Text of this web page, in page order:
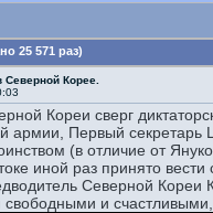
25 571 раз)
Корее.
Кореи сверг
армии, Первый секретарь
(в отличие от
иной раз принято
Северной Кореи
и